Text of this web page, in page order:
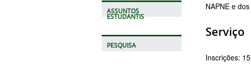
ASSUNTOS
ESTUDANTIS
PESQUISA
NAPNE e dos
Serviço
Inscrições: 15